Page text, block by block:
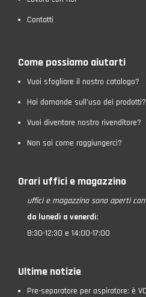
Contatti
Come possiamo aiutarti
Vuoi sfogliare il nostro catalogo?
Hai domande sull’uso dei prodotti?
Vuoi diventare nostro rivenditore?
Non sai come raggiungerci?
Orari uffici e magazzino
uffici e magazzino sono aperti
da lunedì a venerdì:
8:30-12:30 e 14:00-17:00
Ultime notizie
Pre-separatore per aspiratore: è